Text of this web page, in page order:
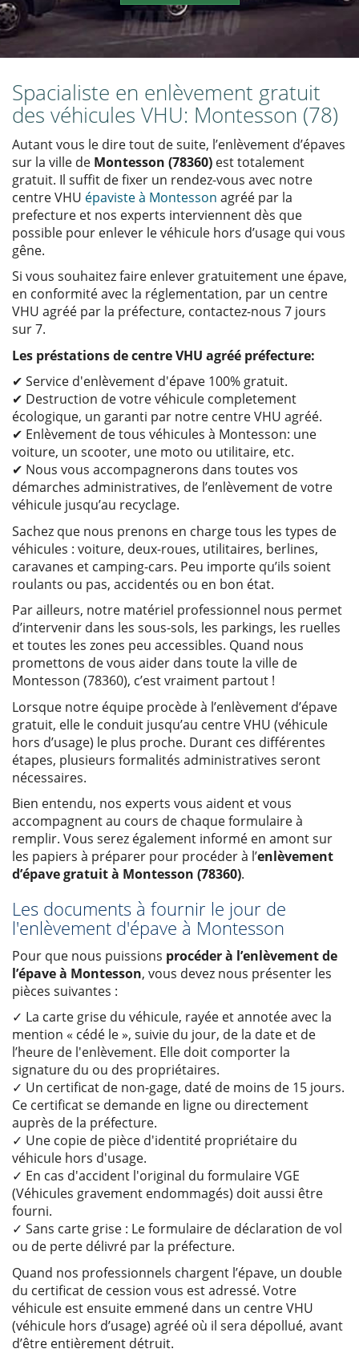
Spacialiste en enlèvement gratuit
des véhicules VHU: Montesson (78)
Autant vous le dire tout de suite, l’enlèvement d’épaves
sur la ville de Montesson (78360) est totalement
gratuit. Il suffit de fixer un rendez-vous avec notre
centre VHU épaviste à Montesson agréé par la
prefecture et nos experts interviennent dès que
possible pour enlever le véhicule hors d’usage qui vous
gêne.
Si vous souhaitez faire enlever gratuitement une épave,
en conformité avec la réglementation, par un centre
VHU agréé par la préfecture, contactez-nous 7 jours
sur 7.
Les préstations de centre VHU agréé préfecture:
✔ Service d'enlèvement d'épave 100% gratuit.
✔ Destruction de votre véhicule completement
écologique, un garanti par notre centre VHU agréé.
✔ Enlèvement de tous véhicules à Montesson: une
voiture, un scooter, une moto ou utilitaire, etc.
✔ Nous vous accompagnerons dans toutes vos
démarches administratives, de l’enlèvement de votre
véhicule jusqu’au recyclage.
Sachez que nous prenons en charge tous les types de
véhicules : voiture, deux-roues, utilitaires, berlines,
caravanes et camping-cars. Peu importe qu’ils soient
roulants ou pas, accidentés ou en bon état.
Par ailleurs, notre matériel professionnel nous permet
d’intervenir dans les sous-sols, les parkings, les ruelles
et toutes les zones peu accessibles. Quand nous
promettons de vous aider dans toute la ville de
Montesson (78360), c’est vraiment partout !
Lorsque notre équipe procède à l’enlèvement d’épave
gratuit, elle le conduit jusqu’au centre VHU (véhicule
hors d’usage) le plus proche. Durant ces différentes
étapes, plusieurs formalités administratives seront
nécessaires.
Bien entendu, nos experts vous aident et vous
accompagnent au cours de chaque formulaire à
remplir. Vous serez également informé en amont sur
les papiers à préparer pour procéder à l’enlèvement
d’épave gratuit à Montesson (78360).
Les documents à fournir le jour de
l'enlèvement d'épave à Montesson
Pour que nous puissions procéder à l’enlèvement de
l’épave à Montesson, vous devez nous présenter les
pièces suivantes :
✓ La carte grise du véhicule, rayée et annotée avec la
mention « cédé le », suivie du jour, de la date et de
l’heure de l'enlèvement. Elle doit comporter la
signature du ou des propriétaires.
✓ Un certificat de non-gage, daté de moins de 15 jours.
Ce certificat se demande en ligne ou directement
auprès de la préfecture.
✓ Une copie de pièce d'identité propriétaire du
véhicule hors d'usage.
✓ En cas d'accident l'original du formulaire VGE
(Véhicules gravement endommagés) doit aussi être
fourni.
✓ Sans carte grise : Le formulaire de déclaration de vol
ou de perte délivré par la préfecture.
Quand nos professionnels chargent l’épave, un double
du certificat de cession vous est adressé. Votre
véhicule est ensuite emmené dans un centre VHU
(véhicule hors d’usage) agréé où il sera dépollué, avant
d’être entièrement détruit.